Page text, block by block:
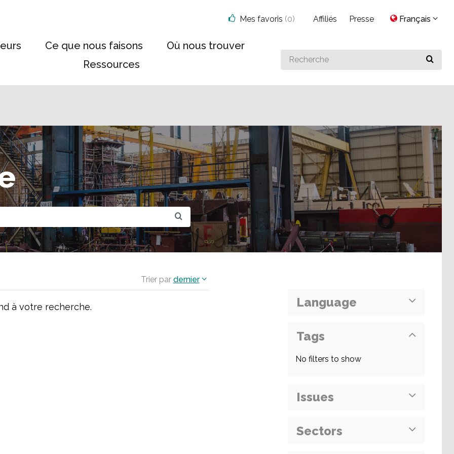
Ce que nous faisons
Où nous trouver
Ressources
Search
for
Mes favoris (0) Affiliés Presse Français
Trier par dernier
à votre recherche. Language
Tags
No filters to show
Issues
Sectors